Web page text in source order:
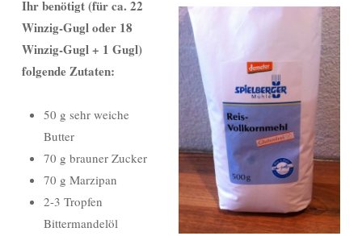
Ihr benötigt (für ca. 22
Winzig-Gugl oder 18
Winzig-Gugl + 1 Gugl)
folgende Zutaten:
50 g sehr weiche
Butter
70 g brauner Zucker
70 g Marzipan
2-3 Tropfen
Bittermandelöl